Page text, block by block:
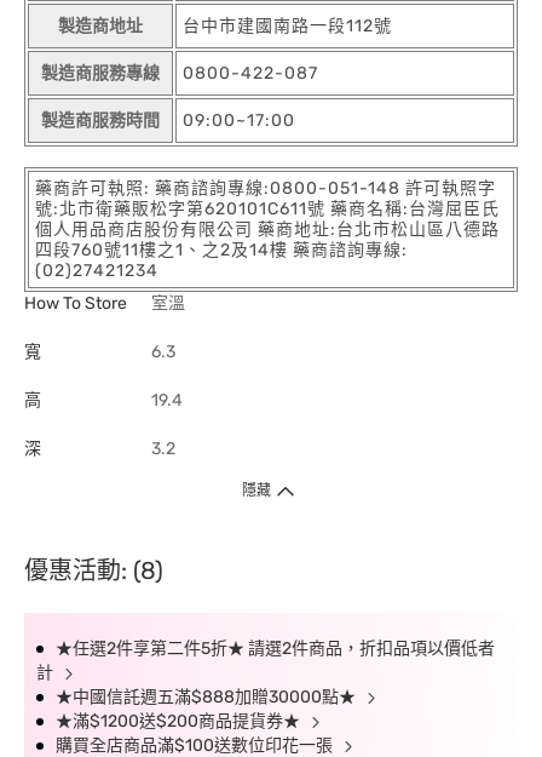
製造商地址 台中市建國南路一段112號
製造商服務專線 0800-422-087
製造商服務時間 09:00~17:00
藥商許可執照: 藥商諮詢專線:0800-051-148 許可執照字
號:北市衛藥販松字第620101C611號 藥商名稱:台灣屈臣氏
個人用品商店股份有限公司 藥商地址:台北市松山區八德路
四段760號11樓之1、之2及14樓 藥商諮詢專線:
(02)27421234
How To Store
室溫
寬 6.3
高 19.4
深 3.2
隱藏
優惠活動: (8)
★任選2件享第二件5折★ 請選2件商品，折扣品項以價低者
計
★中國信託週五滿$888加贈30000點★
★滿$1200送$200商品提貨券★
購買全店商品滿$100送數位印花一張